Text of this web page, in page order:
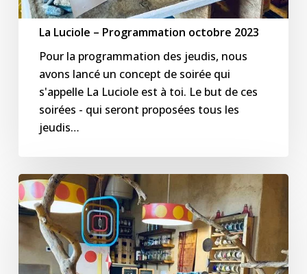
La Luciole – Programmation octobre 2023
Pour la programmation des jeudis, nous
avons lancé un concept de soirée qui
s'appelle La Luciole est à toi. Le but de ces
soirées - qui seront proposées tous les
jeudis…
La
Luciole
–
Programmation
septembre